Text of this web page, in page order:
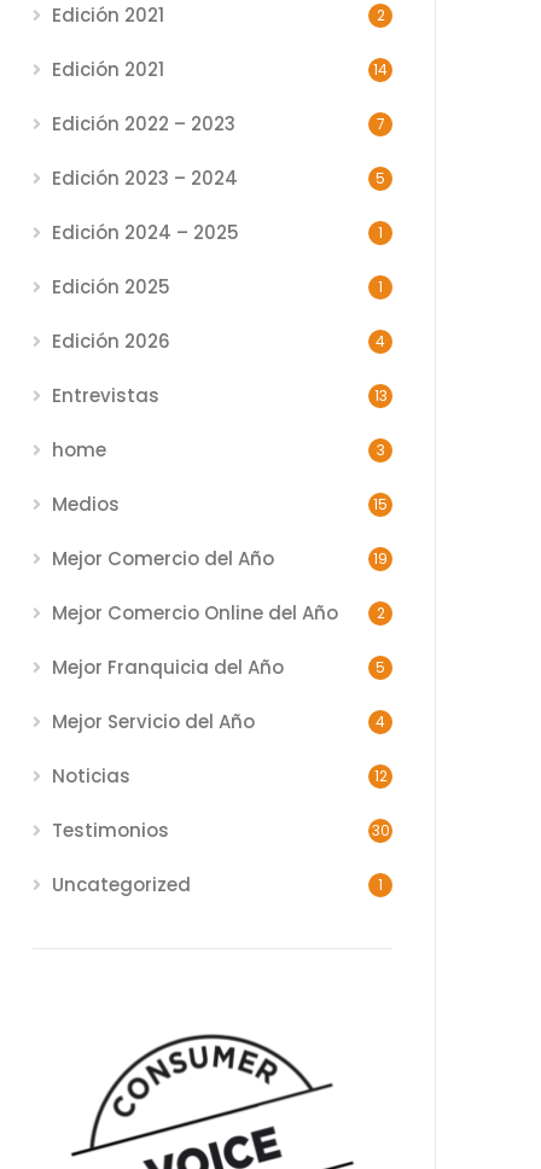
Edición 2021 2
Edición 2021 14
Edición 2022 – 2023 7
Edición 2023 – 2024 5
Edición 2024 – 2025 1
Edición 2025 1
Edición 2026 4
Entrevistas 13
home 3
Medios 15
Mejor Comercio del Año 19
Mejor Comercio Online del Año 2
Mejor Franquicia del Año 5
Mejor Servicio del Año 4
Noticias 12
Testimonios 30
Uncategorized 1